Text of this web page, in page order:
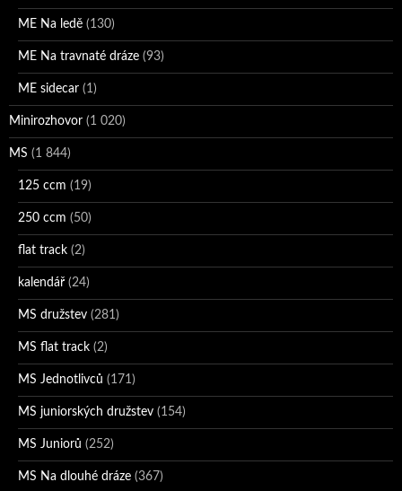
ME Na ledě (130)
ME Na travnaté dráze (93)
ME sidecar (1)
Minirozhovor (1 020)
MS (1 844)
125 ccm (19)
250 ccm (50)
flat track (2)
kalendář (24)
MS družstev (281)
MS flat track (2)
MS Jednotlivců (171)
MS juniorských družstev (154)
MS Juniorů (252)
MS Na dlouhé dráze (367)